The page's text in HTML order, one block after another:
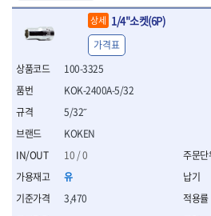
- 판금줄홀더
공구함.공구집
- 공구함
- 플라스틱이동공구함
- 공구통
- 기타공구
- 공구가방
기타 작업공구
- 케이스
상세 1/4"소켓(6P)
100-3325
KOKEN
10 / 0
유
3,470
KOK-2400A-5/32
5/32˝
가격표